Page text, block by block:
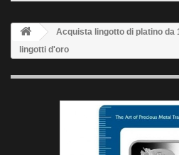
Acquista lingotto di platino da
lingotti d'oro